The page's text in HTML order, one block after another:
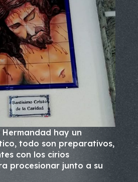
Hermandad hay un
todo son preparativos,
con los cirios
procesionar junto a su